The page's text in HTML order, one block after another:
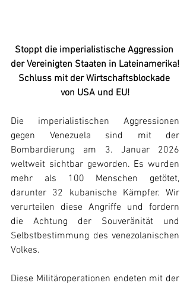
Stoppt die imperialistische Aggression
der Vereinigten Staaten in Lateinamerika!
Schluss mit der Wirtschaftsblockade
von USA und EU!
Die imperialistischen Aggressionen
gegen Venezuela sind mit der
Bombardierung am 3. Januar 2026
weltweit sichtbar geworden. Es wurden
mehr als 100 Menschen getötet,
darunter 32 kubanische Kämpfer. Wir
verurteilen diese Angriffe und fordern
die Achtung der Souveränität und
Selbstbestimmung des venezolanischen
Volkes.
Diese Militäroperationen endeten mit der